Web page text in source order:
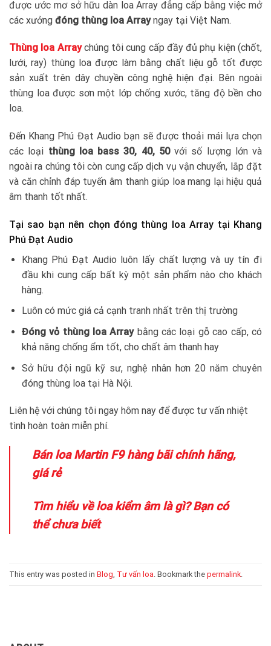
được ước mơ sở hữu dàn loa Array đẳng cấp bằng việc mở
các xưởng đóng thùng loa Arrayngay tại Việt Nam.
Thùng loa Arraychúng tôi cung cấp đầy đủ phụ kiện (chốt,
lưới, ray) thùng loa được làm bằng chất liệu gỗ tốt được
sản xuất trên dây chuyền công nghệ hiện đại. Bên ngoài
thùng loa được sơn một lớp chống xước, tăng độ bền cho
loa.
Đến Khang Phú Đạt Audio bạn sẽ được thoải mái lựa chọn
các loại thùng loa bass 30, 40, 50với số lượng lớn và
ngoài ra chúng tôi còn cung cấp dịch vụ vận chuyển, lắp đặt
và căn chỉnh đáp tuyến âm thanh giúp loa mang lại hiệu quả
âm thanh tốt nhất.
Tại sao bạn nên chọn đóng thùng loa Array tại Khang
Phú Đạt Audio
Khang Phú Đạt Audio luôn lấy chất lượng và uy tín đi
đầu khi cung cấp bất kỳ một sản phẩm nào cho khách
hàng.
Luôn có mức giá cả cạnh tranh nhất trên thị trường
Đóng vỏ thùng loa Arraybằng các loại gỗ cao cấp, có
khả năng chống ẩm tốt, cho chất âm thanh hay
Sở hữu đội ngũ kỹ sư, nghệ nhân hơn 20 năm chuyên
đóng thùng loa tại Hà Nội.
Liên hệ với chúng tôi ngay hôm nay để được tư vấn nhiệt
tình hoàn toàn miễn phí.
Bán loa Martin F9 hàng bãi chính hãng,
giá rẻ
Tìm hiểu về loa kiểm âm là gì? Bạn có
thể chưa biết
This entry was posted in Blog Tư vấn loa . Bookmark the permalink